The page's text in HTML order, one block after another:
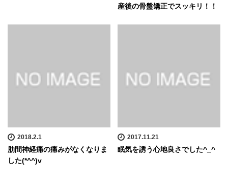
産後の骨盤矯正でスッキリ！！
2018.2.1
肋間神経痛の痛みがなくなりま
した(*^^)v
2017.11.21
眠気を誘う心地良さでした^_^